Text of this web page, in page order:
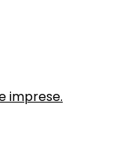
imprese.